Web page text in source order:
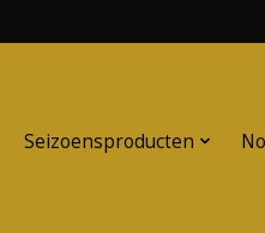
Seizoensproducten